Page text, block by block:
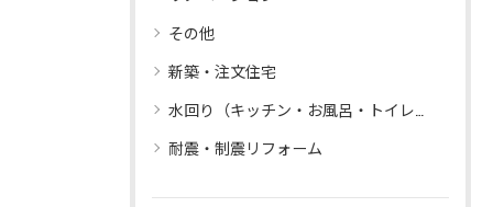
その他
新築・注文住宅
水回り（キッチン・お風呂・トイレ等）リフォーム
耐震・制震リフォーム